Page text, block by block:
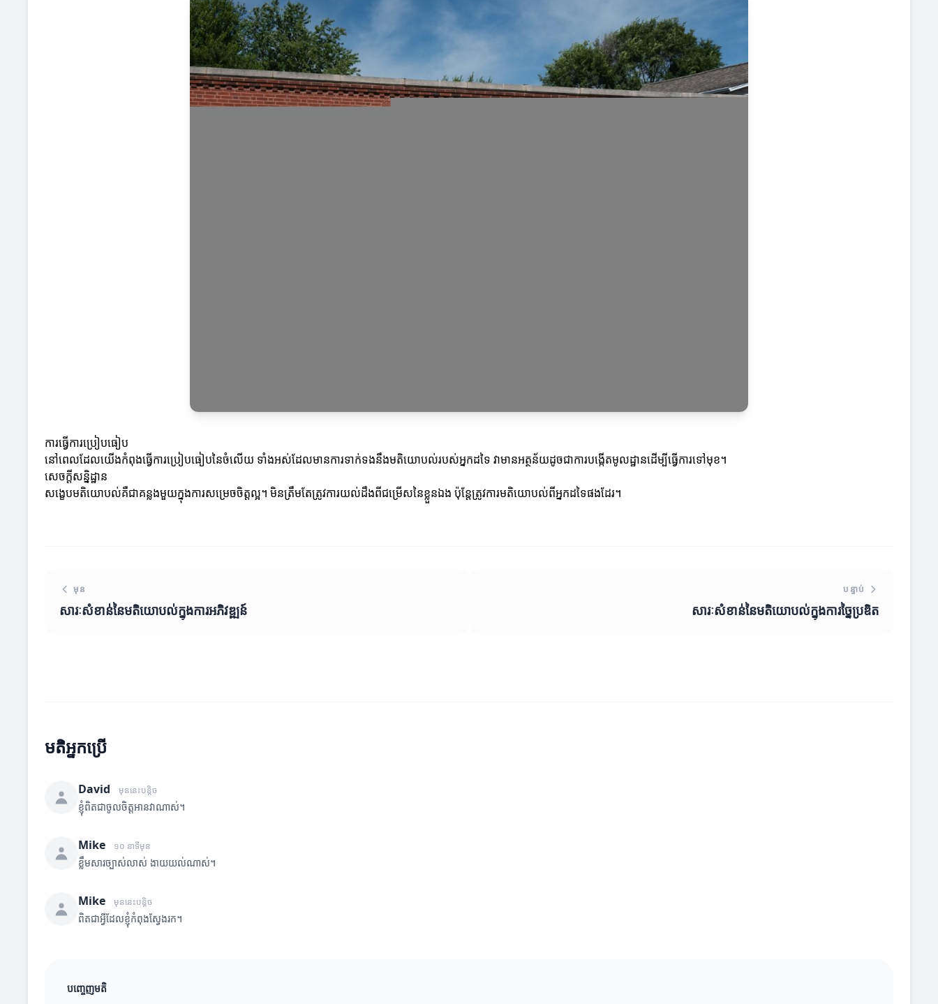
ការធ្វើការប្រៀបធៀប
នៅពេលដែលយើងកំពុងធ្វើការប្រៀបធៀបនៃចំលើយ ទាំងអស់ដែលមានការទាក់ទងនឹងមតិយោបល់របស់អ្នកដទៃ វាមានអត្ថន័យដូចជាការបង្កើតមូលដ្ឋានដើម្បីធ្វើការទៅមុខ។
សេចក្តីសន្និដ្ឋាន
សង្ខេបមតិយោបល់គឺជាគន្លងមួយក្នុងការសម្រេចចិត្តល្អ។ មិនត្រឹមតែត្រូវការយល់ដឹងពីជម្រើសនៃខ្លួនឯង ប៉ុន្តែត្រូវការមតិយោបល់ពីអ្នកដទៃផងដែរ។
មុន
សារៈសំខាន់នៃមតិយោបល់ក្នុងការអភិវឌ្ឍន៍
បន្ទាប់
សារៈសំខាន់នៃមតិយោបល់ក្នុងការច្នៃប្រឌិត
មតិអ្នកប្រើ
David មុននេះបន្តិច
ខ្ញុំពិតជាចូលចិត្តអានវាណាស់។
Mike ១០ នាទីមុន
ខ្លឹមសារច្បាស់លាស់ ងាយយល់ណាស់។
Mike មុននេះបន្តិច
ពិតជាអ្វីដែលខ្ញុំកំពុងស្វែងរក។
បញ្ចេញមតិ